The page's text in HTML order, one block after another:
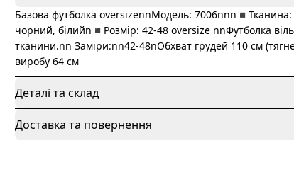
Базова футболка oversizennМодель:
чорний, білийn◾️Розмір: 42-48 oversize nnФутболка
тканини.nn Заміри:nn42-48nОбхват грудей 110 см
виробу 64 см
Деталі та склад
Доставка та повернення